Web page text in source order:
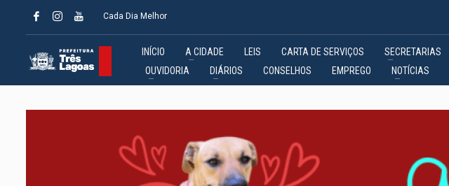
Cada Dia Melhor
INÍCIO A CIDADE LEIS CARTA DE SERVIÇOS SECRETARIAS
OUVIDORIA
DIÁRIOS CONSELHOS EMPREGO NOTÍCIAS